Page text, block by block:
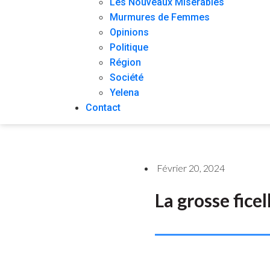
Murmures de Femmes
Opinions
Politique
Région
Société
Yelena
Contact
Février 20, 2024
La grosse